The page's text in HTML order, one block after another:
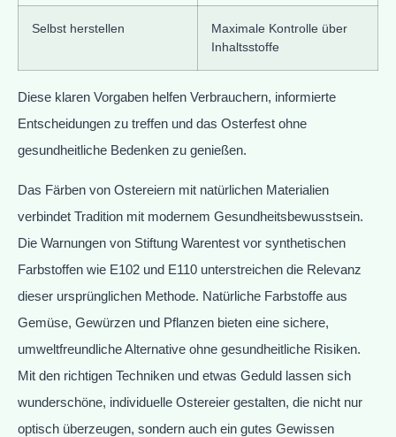
Selbst herstellen
Maximale Kontrolle über
Inhaltsstoffe
Diese klaren Vorgaben helfen Verbrauchern, informierte
Entscheidungen zu treffen und das Osterfest ohne
gesundheitliche Bedenken zu genießen.
Das Färben von Ostereiern mit natürlichen Materialien
verbindet Tradition mit modernem Gesundheitsbewusstsein.
Die Warnungen von Stiftung Warentest vor synthetischen
Farbstoffen wie E102 und E110 unterstreichen die Relevanz
dieser ursprünglichen Methode. Natürliche Farbstoffe aus
Gemüse, Gewürzen und Pflanzen bieten eine sichere,
umweltfreundliche Alternative ohne gesundheitliche Risiken.
Mit den richtigen Techniken und etwas Geduld lassen sich
wunderschöne, individuelle Ostereier gestalten, die nicht nur
optisch überzeugen, sondern auch ein gutes Gewissen